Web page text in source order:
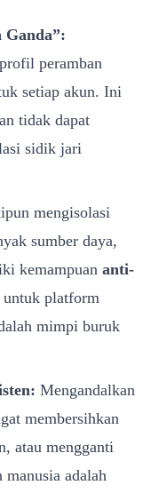
Ganda”:
peramban
setiap akun. Ini
tidak dapat
sidik jari
mengisolasi
sumber daya,
kemampuan anti-
untuk platform
mimpi buruk
Mengandalkan
membersihkan
atau mengganti
manusia adalah